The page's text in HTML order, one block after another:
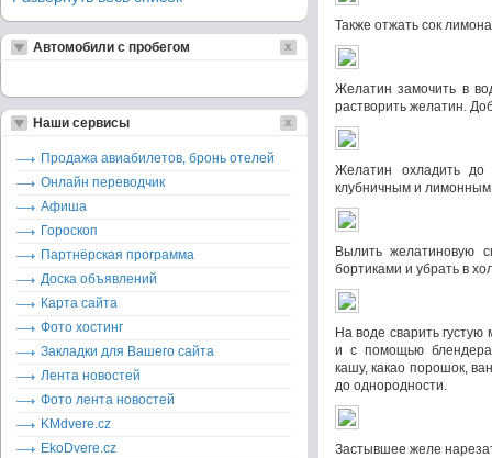
Также отжать сок
Желатин замочить в
растворить желатин.
Желатин охладить
клубничным и лимонным
Вылить желатиновую
бортиками и убрать в
На воде сварить
и с помощью
кашу, какао порошок,
до однородности.
Застывшее желе
Автомобили с пробегом
Наши сервисы
Продажа авиабилетов, бронь отелей
Онлайн переводчик
Афиша
Гороскоп
Партнёрская программа
Доска объявлений
Карта сайта
Фото хостинг
Закладки для Вашего сайта
Лента новостей
Фото лента новостей
KMdvere.cz
EkoDvere.cz